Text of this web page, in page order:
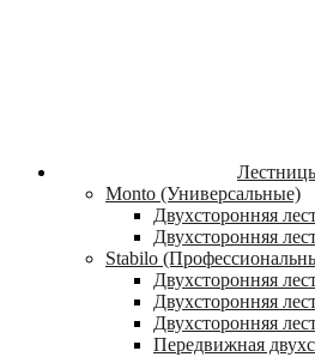
Monto (Универсальные)
Двухсторонняя
Двухсторонняя
Stabilo
Двухсторонняя
Двухсторонняя
Двухсторонняя
Передвижная